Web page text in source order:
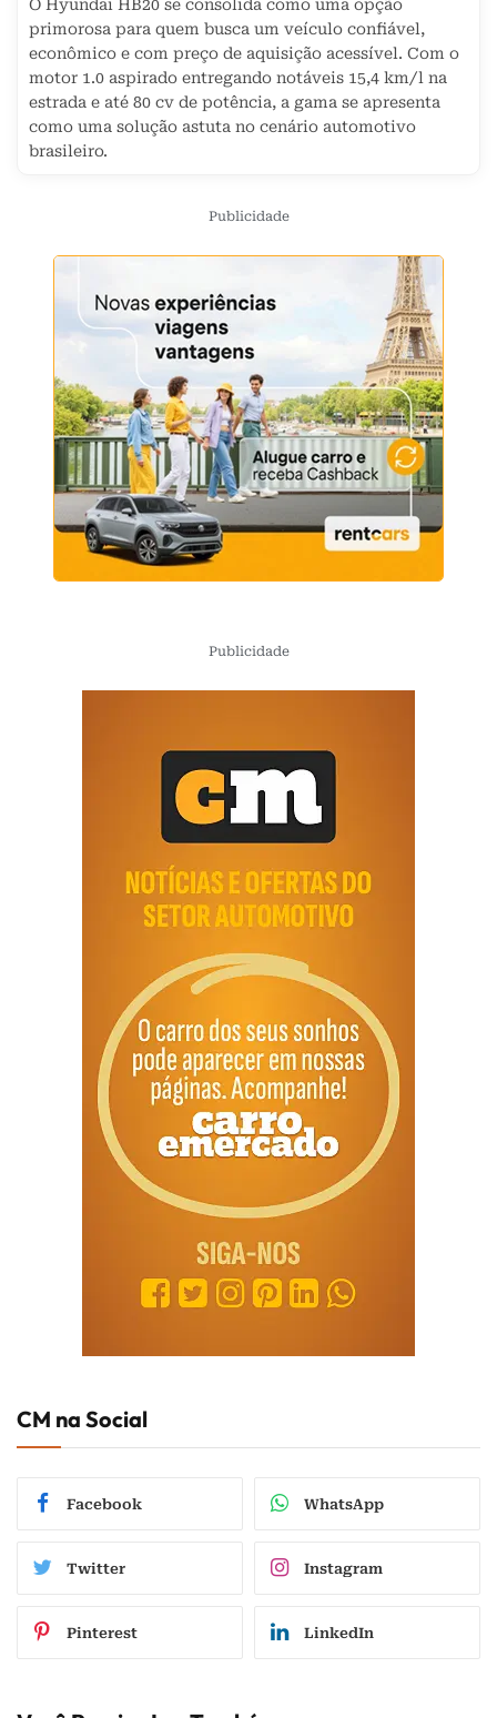
O Hyundai HB20 se consolida como uma opção
primorosa para quem busca um veículo confiável,
econômico e com preço de aquisição acessível. Com o
motor 1.0 aspirado entregando notáveis 15,4 km/l na
estrada e até 80 cv de potência, a gama se apresenta
como uma solução astuta no cenário automotivo
brasileiro.
Publicidade
Publicidade
CM na Social
Facebook WhatsApp
Twitter Instagram
Pinterest LinkedIn